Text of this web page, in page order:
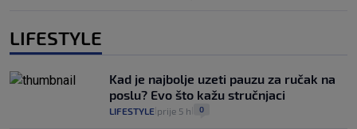
LIFESTYLE
Kad je najbolje uzeti pauzu za ručak na
poslu? Evo što kažu stručnjaci
LIFESTYLE prije 5 h 0